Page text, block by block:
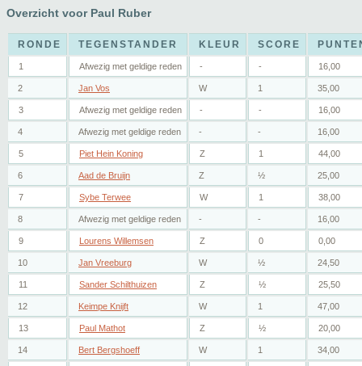
Overzicht voor Paul Ruber
RONDE TEGENSTANDER KLEUR SCORE
1 Afwezig met geldige reden - - 16,00
2 Jan Vos W 1 35,00
3 Afwezig met geldige reden - - 16,00
4 Afwezig met geldige reden - - 16,00
5 Piet Hein Koning Z 1 44,00
6 Aad de Bruijn Z ½ 25,00
7 Sybe Terwee W 1 38,00
8 Afwezig met geldige reden - - 16,00
9 Lourens Willemsen Z 0 0,00
10 Jan Vreeburg W ½ 24,50
11 Sander Schilthuizen Z ½ 25,50
12 Keimpe Knijft W 1 47,00
13 Paul Mathot Z ½ 20,00
14 Bert Bergshoeff W 1 34,00